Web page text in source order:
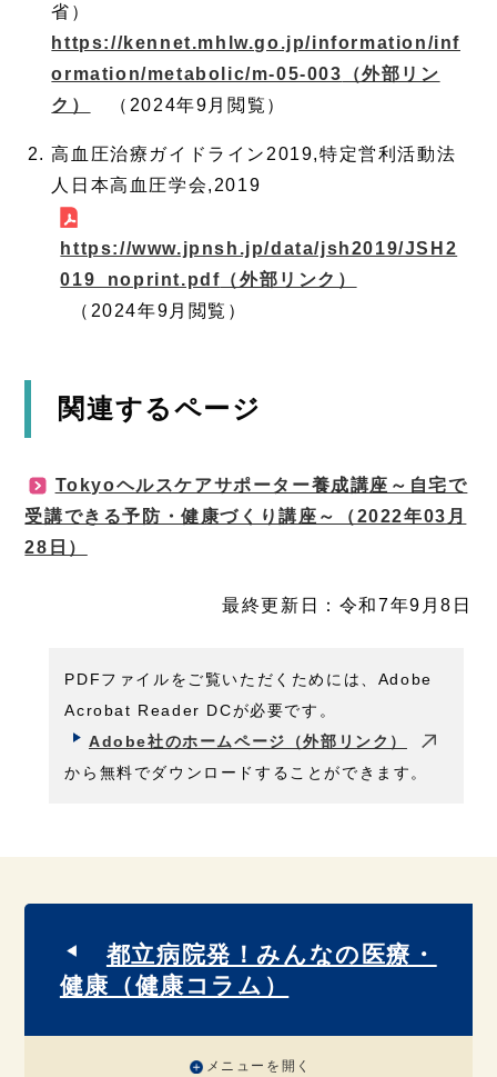
省）
https://kennet.mhlw.go.jp/information/inf
ormation/metabolic/m-05-003 （外部リン
ク）
（2024年9月閲覧）
高血圧治療ガイドライン2019,特定営利活動法
人日本高血圧学会,2019
https://www.jpnsh.jp/data/jsh2019/JSH2
019_noprint.pdf （外部リンク）
（2024年9月閲覧）
関連するページ
注目情報
Tokyoヘルスケアサポーター養成講座～自宅で
受講できる予防・健康づくり講座～（2022年03月
28日）
最終更新日：令和7年9月8日
PDFファイルをご覧いただくためには、Adobe
Acrobat Reader DCが必要です。
Adobe社のホームページ（外部リンク）
から無料でダウンロードすることができます。
都立病院発！みんなの医療・
健康（健康コラム）
メニューを開く